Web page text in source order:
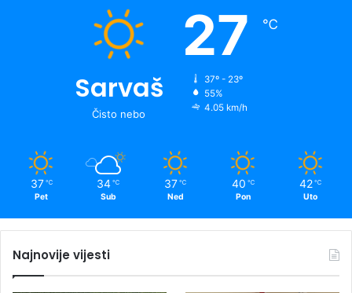
Sarvaš
Čisto nebo
27 ℃
37º - 23º
55%
4.05 km/h
37 ℃
Pet
34 ℃
Sub
37 ℃
Ned
40 ℃
Pon
42 ℃
Uto
Najnovije vijesti